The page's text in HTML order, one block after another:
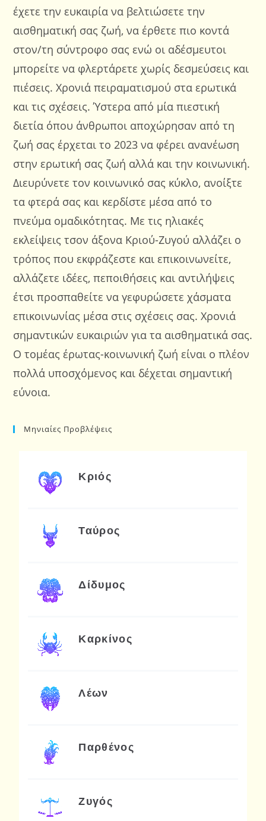
έχετε την ευκαιρία να βελτιώσετε την
αισθηματική σας ζωή, να έρθετε πιο κοντά
στον/τη σύντροφο σας ενώ οι αδέσμευτοι
μπορείτε να φλερτάρετε χωρίς δεσμεύσεις και
πιέσεις. Χρονιά πειραματισμού στα ερωτικά
και τις σχέσεις. Ύστερα από μία πιεστική
διετία όπου άνθρωποι αποχώρησαν από τη
ζωή σας έρχεται το 2023 να φέρει ανανέωση
στην ερωτική σας ζωή αλλά και την κοινωνική.
Διευρύνετε τον κοινωνικό σας κύκλο, ανοίξτε
τα φτερά σας και κερδίστε μέσα από το
πνεύμα ομαδικότητας. Με τις ηλιακές
εκλείψεις τσον άξονα Κριού-Ζυγού αλλάζει ο
τρόπος που εκφράζεστε και επικοινωνείτε,
αλλάζετε ιδέες, πεποιθήσεις και αντιλήψεις
έτσι προσπαθείτε να γεφυρώσετε χάσματα
επικοινωνίας μέσα στις σχέσεις σας. Χρονιά
σημαντικών ευκαιριών για τα αισθηματικά σας.
Ο τομέας έρωτας-κοινωνική ζωή είναι ο πλέον
πολλά υποσχόμενος και δέχεται σημαντική
εύνοια.
Μηνιαίες Προβλέψεις
Κριός
Ταύρος
Δίδυμος
Καρκίνος
Λέων
Παρθένος
Ζυγός